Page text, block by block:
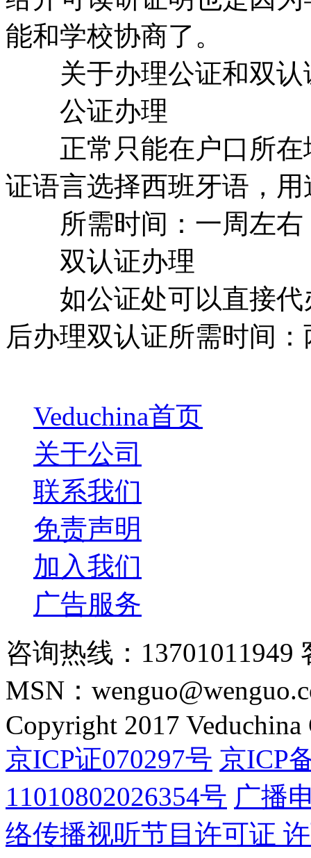
能和学校协商了。
关于办理公证和双认
公证办理
正常只能在户口所在
证语言选择西班牙语，
所需时间：一周左右
双认证办理
如公证处可以直接代
后办理双认证所需时间
Veduchina首页
关于公司
联系我们
免责声明
加入我们
广告服务
咨询热线：13701011949
MSN：
Copyright 2017
京ICP证070297号 京ICP
11010802026354号 广播
络传播视听节目许可证